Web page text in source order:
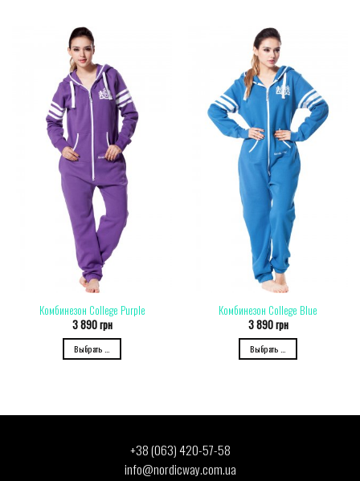
Комбинезон College Purple
3 890грн
Выбрать ...
Комбинезон College Blue
3 890грн
Выбрать ...
+38 (063) 420-57-58
info@nordicway.com.ua